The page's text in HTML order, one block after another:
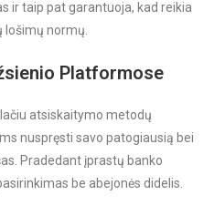
ir taip pat garantuoja, kad reikia
lošimų normų.
Platformose
atsiskaitymo metodų
nuspręsti savo patogiausią bei
Pradedant įprastų banko
be abejonės didelis.